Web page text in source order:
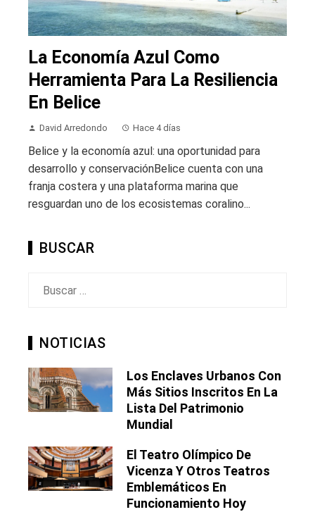
La Economía Azul Como
Herramienta Para La Resiliencia
En Belice
David Arredondo Hace 4 días
Belice y la economía azul: una oportunidad para
desarrollo y conservaciónBelice cuenta con una
franja costera y una plataforma marina que
resguardan uno de los ecosistemas coralino...
BUSCAR
NOTICIAS
Los Enclaves Urbanos Con
Más Sitios Inscritos En La
Lista Del Patrimonio
Mundial
El Teatro Olímpico De
Vicenza Y Otros Teatros
Emblemáticos En
Funcionamiento Hoy